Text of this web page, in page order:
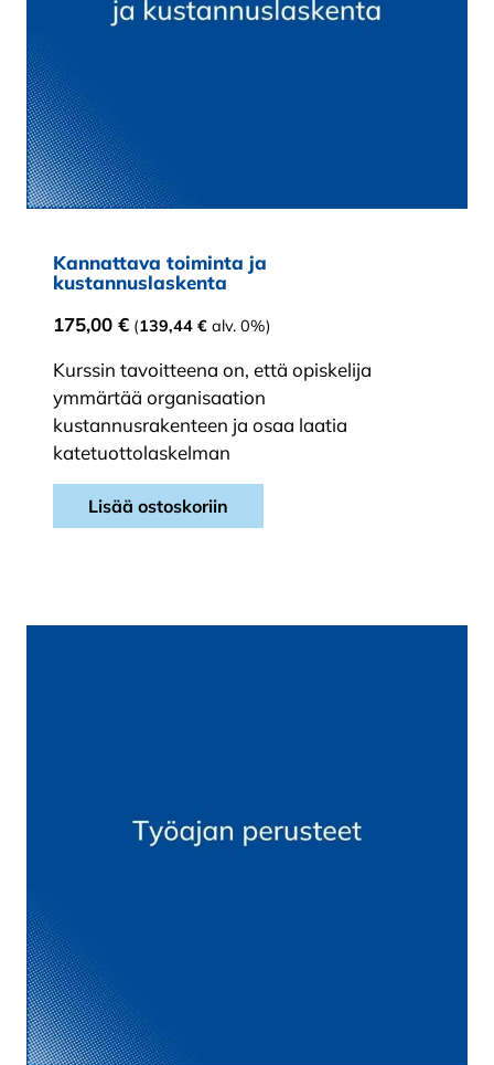
Kannattava toiminta ja
kustannuslaskenta
175,00 € (139,44 € alv. 0%)
Kurssin tavoitteena on, että opiskelija
ymmärtää organisaation
kustannusrakenteen ja osaa laatia
katetuottolaskelman
Lisää ostoskoriin